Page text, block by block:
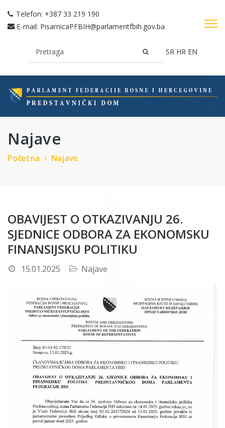
Telefon: +387 33 219 190
E-mail: PisarnicaPFBIH@parlamentfbih.gov.ba
SR HR EN
Najave
Početna Najave
OBAVIJEST O OTKAZIVANJU 26.
SJEDNICE ODBORA ZA EKONOMSKU
FINANSIJSKU POLITIKU
15.01.2025 Najave